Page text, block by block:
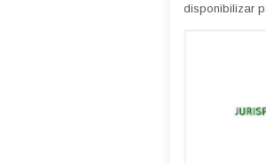
disponibilizar